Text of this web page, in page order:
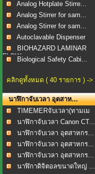
Analog Hotplate Stirre...
Analog Stirrer for sam...
Analog Stirrer for sam...
Autoclavable Dispenser
BIOHAZARD LAMINAR
FLOW...Biological Safety Cabi...
คลิกดูทั้งหมด ( 40 รายการ ) ->
นาฬิกาจับเวลา อุตสาห...
TIMEMERจับเวลา(ทามเม
อร...
นาฬิกาจับเวลา Canon CT...
นาฬิกาจับเวลา อุตสาหกร...
นาฬิกาจับเวลา อุตสาหกร...
นาฬิกาจับเวลา อุตสาหกร...
นาฬิกาดิจิตอลขนาดใหญ่ ...